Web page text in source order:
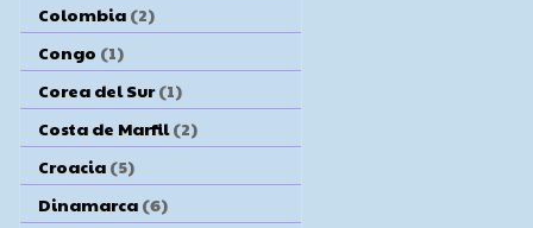
Colombia (2)
Congo (1)
Corea del Sur (1)
Costa de Marfil (2)
Croacia (5)
Dinamarca (6)